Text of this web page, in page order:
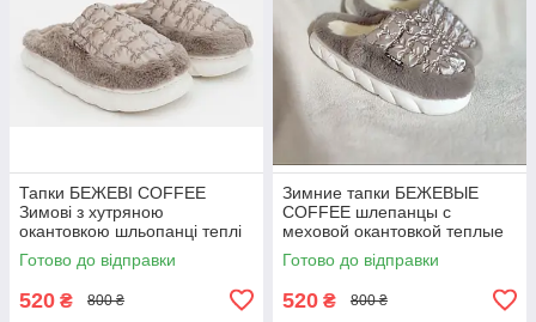
Тапки БЕЖЕВІ COFFEE
Зимові з хутряною
окантовкою шльопанці теплі
унісекс
Готово до відправки
520 ₴ 800 ₴
Зимние тапки БЕЖЕВЫЕ
COFFEE шлепанцы с
меховой окантовкой теплые
без задника унисекс
Готово до відправки
520 ₴ 800 ₴